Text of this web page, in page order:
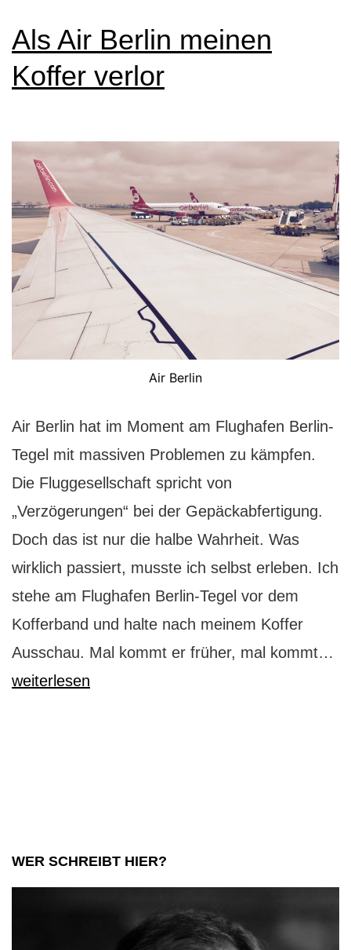
Als Air Berlin meinen
Koffer verlor
Air Berlin
Air Berlin hat im Moment am Flughafen Berlin-
Tegel mit massiven Problemen zu kämpfen.
Die Fluggesellschaft spricht von
„Verzögerungen“ bei der Gepäckabfertigung.
Doch das ist nur die halbe Wahrheit. Was
wirklich passiert, musste ich selbst erleben. Ich
stehe am Flughafen Berlin-Tegel vor dem
Kofferband und halte nach meinem Koffer
Ausschau. Mal kommt er früher, mal kommt…
weiterlesen
WER SCHREIBT HIER?